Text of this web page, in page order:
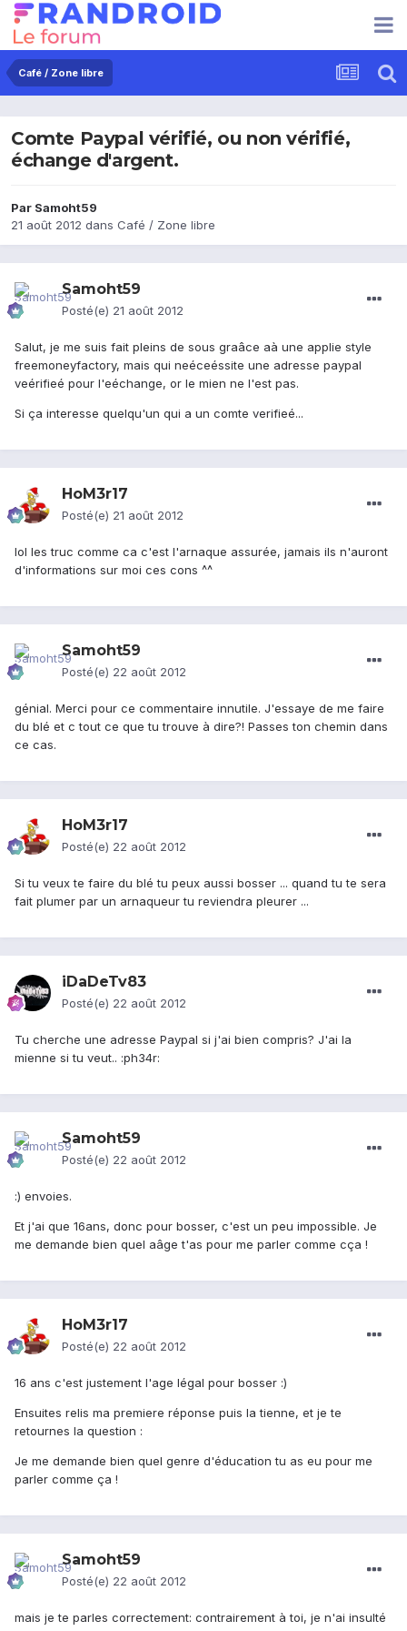
Café / Zone libre
Comte Paypal vérifié, ou non vérifié,
échange d'argent.
Par Samoht59
21 août 2012 dans Café / Zone libre
Samoht59
Posté(e) 21 août 2012
Salut, je me suis fait pleins de sous graâce aà une applie style
freemoneyfactory, mais qui neéceéssite une adresse paypal
veérifieé pour l'eéchange, or le mien ne l'est pas.
Si ça interesse quelqu'un qui a un comte verifieé...
HoM3r17
Posté(e) 21 août 2012
lol les truc comme ca c'est l'arnaque assurée, jamais ils n'auront
d'informations sur moi ces cons ^^
Samoht59
Posté(e) 22 août 2012
génial. Merci pour ce commentaire innutile. J'essaye de me faire
du blé et c tout ce que tu trouve à dire?! Passes ton chemin dans
ce cas.
HoM3r17
Posté(e) 22 août 2012
Si tu veux te faire du blé tu peux aussi bosser ... quand tu te sera
fait plumer par un arnaqueur tu reviendra pleurer ...
iDaDeTv83
Posté(e) 22 août 2012
Tu cherche une adresse Paypal si j'ai bien compris? J'ai la
mienne si tu veut.. :ph34r:
Samoht59
Posté(e) 22 août 2012
:) envoies.
Et j'ai que 16ans, donc pour bosser, c'est un peu impossible. Je
me demande bien quel aâge t'as pour me parler comme cça !
HoM3r17
Posté(e) 22 août 2012
16 ans c'est justement l'age légal pour bosser :)
Ensuites relis ma premiere réponse puis la tienne, et je te
retournes la question :
Je me demande bien quel genre d'éducation tu as eu pour me
parler comme ça !
Samoht59
Posté(e) 22 août 2012
mais je te parles correctement: contrairement à toi, je n'ai insulté